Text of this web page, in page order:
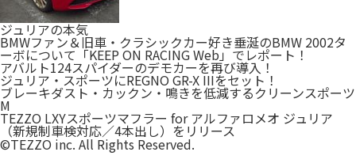
ジュリアの本気
BMWファン＆旧車・クラシックカー好き垂涎のBMW 2002タ
ーボについて「KEEP ON RACING Web」でレポート！
アバルト124スパイダーのデモカーを再び導入！
ジュリア・スポーツにREGNO GR-X IIIをセット！
ブレーキダスト・カックン・鳴きを低減するクリーンスポーツ
M
TEZZO LXYスポーツマフラー for アルファロメオ ジュリア
（新規制車検対応／4本出し）をリリース
©TEZZO inc. All Rights Reserved.